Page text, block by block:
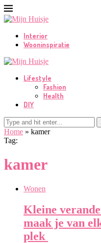
Interior
Wooninspiratie
Lifestyle
Fashion
Health
DIY
Home » kamer
Tag:
kamer
Wonen
Kleine
maak je van
plek